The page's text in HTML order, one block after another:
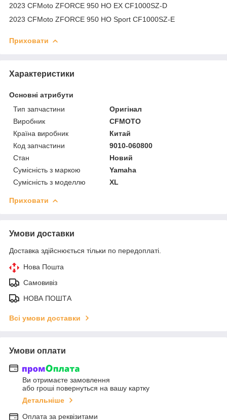
2023 CFMoto ZFORCE 950 HO EX CF1000SZ-D
2023 CFMoto ZFORCE 950 HO Sport CF1000SZ-E
Приховати
Характеристики
Основні атрибути
Тип запчастини
Оригінал
Виробник
CFMOTO
Країна виробник
Китай
Код запчастини
9010-060800
Стан
Новий
Сумісність з маркою
Yamaha
Сумісність з моделлю
XL
Приховати
Умови доставки
Доставка здійснюється тільки по передоплаті.
Нова Пошта
Самовивіз
НОВА ПОШТА
Всі умови доставки
Умови оплати
Ви отримаєте замовлення
або гроші повернуться на вашу картку
Детальніше
Оплата за реквізитами